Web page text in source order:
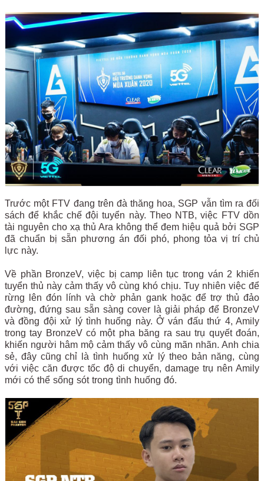
Trước một FTV đang trên đà thăng hoa, SGP vẫn tìm ra đối
sách để khắc chế đội tuyển này. Theo NTB, việc FTV dồn
tài nguyên cho xạ thủ Ara không thể đem hiệu quả bởi SGP
đã chuẩn bị sẵn phương án đối phó, phong tỏa vị trí chủ
lực này.
Về phần BronzeV, việc bị camp liên tục trong ván 2 khiến
tuyển thủ này cảm thấy vô cùng khó chịu. Tuy nhiên việc để
rừng lên đón lính và chờ phản gank hoặc để trợ thủ đảo
đường, đứng sau sẵn sàng cover là giải pháp để BronzeV
và đồng đội xử lý tình huống này. Ở ván đấu thứ 4, Amily
trong tay BronzeV có một pha băng ra sau trụ quyết đoán,
khiến người hâm mộ cảm thấy vô cùng mãn nhãn. Anh chia
sẻ, đây cũng chỉ là tình huống xử lý theo bản năng, cùng
với việc căn được tốc độ di chuyển, damage trụ nên Amily
mới có thể sống sót trong tình huống đó.